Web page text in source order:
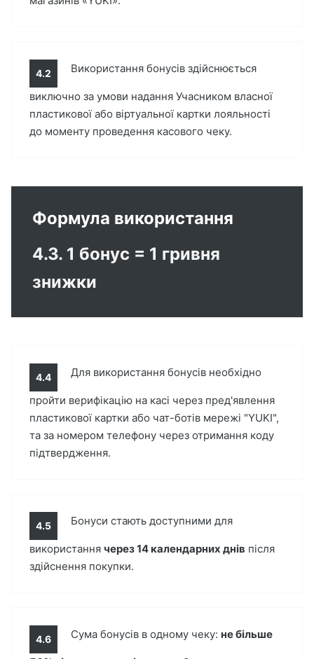
4.2 Використання бонусів здійснюється
виключно за умови надання Учасником власної
пластикової або віртуальної картки лояльності
до моменту проведення касового чеку.
Формула використання
4.3. 1 бонус = 1 гривня
знижки
4.4 Для використання бонусів необхідно
пройти верифікацію на касі через пред'явлення
пластикової картки або чат-ботів мережі "YUKI",
та за номером телефону через отримання коду
підтвердження.
4.5 Бонуси стають доступними для
використання через 14 календарних днів після
здійснення покупки.
4.6 Сума бонусів в одному чеку: не більше